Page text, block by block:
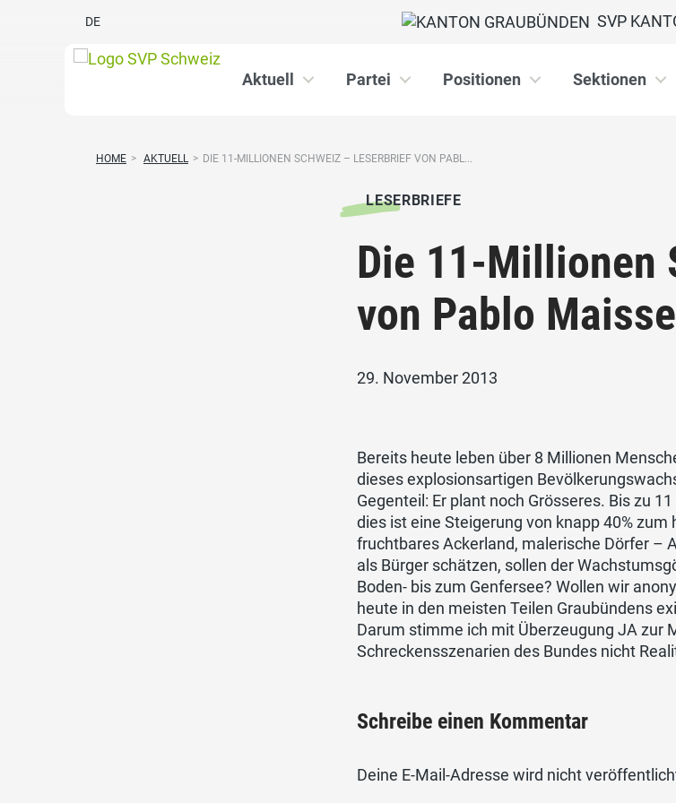
DE SVP
Aktuell Partei Positionen Sektionen
HOME > AKTUELL > DIE 11-MILLIONEN SCHWEIZ – LESERBRIEF VON PABL...
LESERBRIEFE
Die 11-Millionen
von Pablo
29. November 2013
Bereits heute leben über 8 Millionen
dieses explosionsartigen
Gegenteil: Er plant noch Grösseres. Bis zu
dies ist eine Steigerung von knapp 40%
fruchtbares Ackerland, malerische Dörfer –
als Bürger schätzen, sollen der
Boden- bis zum Genfersee? Wollen wir
heute in den meisten Teilen Graubündens
Darum stimme ich mit Überzeugung JA zur
Schreckensszenarien des Bundes nicht
Schreibe einen Kommentar
Deine E-Mail-Adresse wird nicht